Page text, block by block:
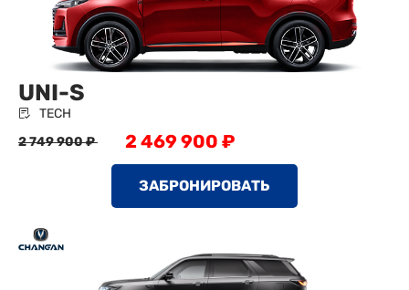
UNI-S
TECH
2 749 900 ₽
2 469 900 ₽
ЗАБРОНИРОВАТЬ